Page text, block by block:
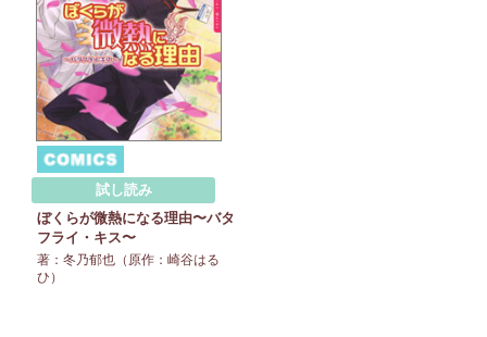
試し読み
ぼくらが微熱になる理由〜バタ
フライ・キス〜
著：冬乃郁也（原作：崎谷はる
ひ）